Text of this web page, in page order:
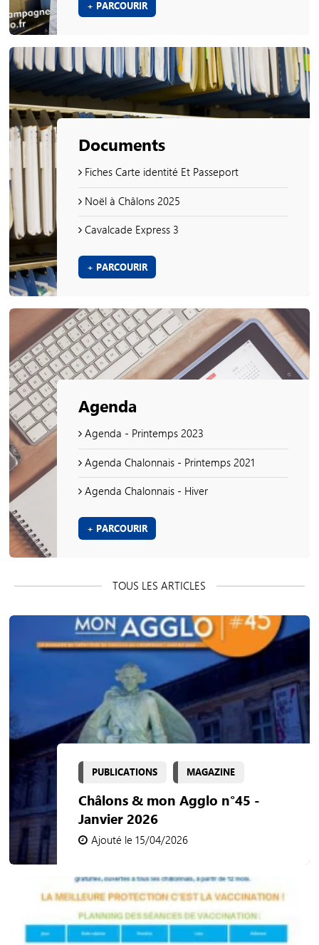
+ PARCOURIR
Documents
Fiches Carte identité Et Passeport
Noël à Châlons 2025
Cavalcade Express 3
+ PARCOURIR
Agenda
Agenda - Printemps 2023
Agenda Chalonnais - Printemps 2021
Agenda Chalonnais - Hiver
+ PARCOURIR
PUBLICATIONS MAGAZINE
Châlons & mon Agglo n°45 -
Janvier 2026
Ajouté le 15/04/2026